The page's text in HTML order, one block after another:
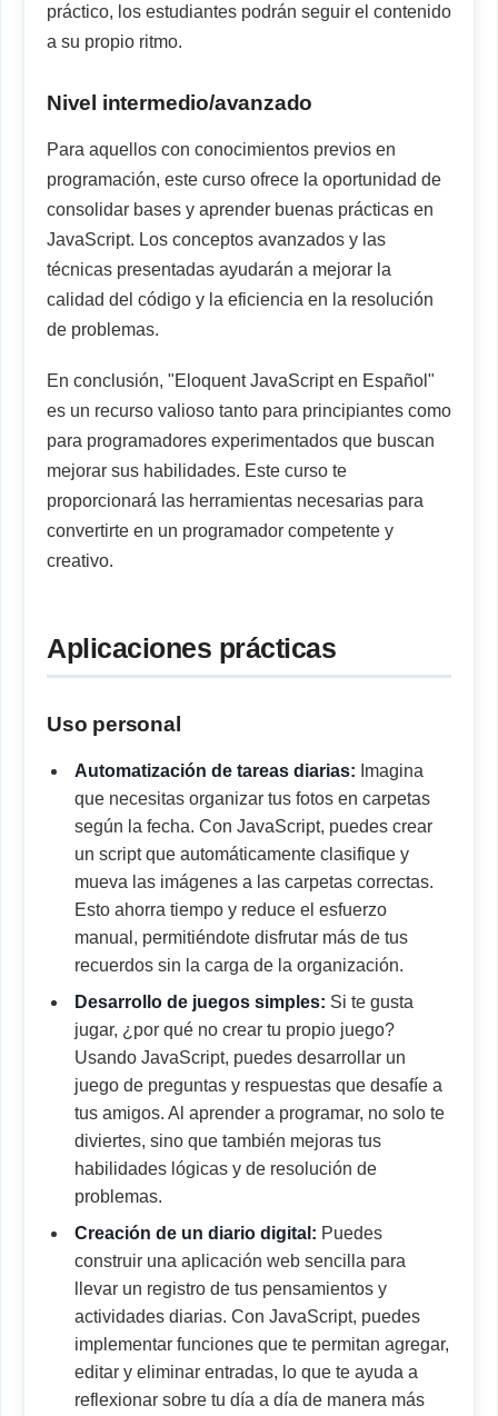
práctico, los estudiantes podrán seguir el contenido
a su propio ritmo.
Nivel intermedio/avanzado
Para aquellos con conocimientos previos en
programación, este curso ofrece la oportunidad de
consolidar bases y aprender buenas prácticas en
JavaScript. Los conceptos avanzados y las
técnicas presentadas ayudarán a mejorar la
calidad del código y la eficiencia en la resolución
de problemas.
En conclusión, "Eloquent JavaScript en Español"
es un recurso valioso tanto para principiantes como
para programadores experimentados que buscan
mejorar sus habilidades. Este curso te
proporcionará las herramientas necesarias para
convertirte en un programador competente y
creativo.
Aplicaciones prácticas
Uso personal
Automatización de tareas diarias: Imagina
que necesitas organizar tus fotos en carpetas
según la fecha. Con JavaScript, puedes crear
un script que automáticamente clasifique y
mueva las imágenes a las carpetas correctas.
Esto ahorra tiempo y reduce el esfuerzo
manual, permitiéndote disfrutar más de tus
recuerdos sin la carga de la organización.
Desarrollo de juegos simples: Si te gusta
jugar, ¿por qué no crear tu propio juego?
Usando JavaScript, puedes desarrollar un
juego de preguntas y respuestas que desafíe a
tus amigos. Al aprender a programar, no solo te
diviertes, sino que también mejoras tus
habilidades lógicas y de resolución de
problemas.
Creación de un diario digital: Puedes
construir una aplicación web sencilla para
llevar un registro de tus pensamientos y
actividades diarias. Con JavaScript, puedes
implementar funciones que te permitan agregar,
editar y eliminar entradas, lo que te ayuda a
reflexionar sobre tu día a día de manera más